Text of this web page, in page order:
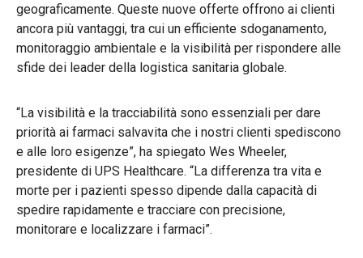
geograficamente. Queste nuove offerte offrono ai clienti
ancora più vantaggi, tra cui un efficiente sdoganamento,
monitoraggio ambientale e la visibilità per rispondere alle
sfide dei leader della logistica sanitaria globale.
“La visibilità e la tracciabilità sono essenziali per dare
priorità ai farmaci salvavita che i nostri clienti spediscono
e alle loro esigenze”, ha spiegato Wes Wheeler,
presidente di UPS Healthcare. “La differenza tra vita e
morte per i pazienti spesso dipende dalla capacità di
spedire rapidamente e tracciare con precisione,
monitorare e localizzare i farmaci”.